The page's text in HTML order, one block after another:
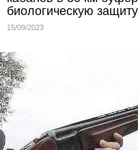
биологическую
15/09/2023